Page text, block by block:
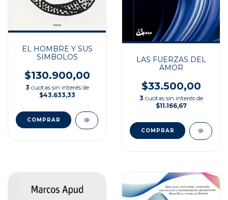
EL HOMBRE Y SUS
SIMBOLOS
$130.900,00
3 cuotas sin interés de
$43.633,33
LAS FUERZAS DEL
AMOR
$33.500,00
3 cuotas sin interés de
$11.166,67